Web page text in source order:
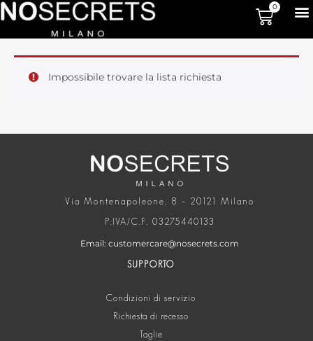
0
Impossibile trovare la lista richiesta
Via Montenapoleone, 8 – 20121 Milano
P.IVA/C.F. 03275440133
Email: customercare@nosecrets.com
SUPPORTO
Condizioni di servizio
Richiesta di recesso
Taglie